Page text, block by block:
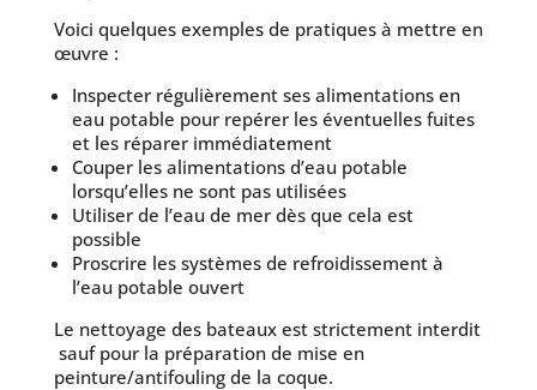
Voici quelques exemples de pratiques à mettre en
œuvre :
Inspecter régulièrement ses alimentations en
eau potable pour repérer les éventuelles fuites
et les réparer immédiatement
Couper les alimentations d’eau potable
lorsqu’elles ne sont pas utilisées
Utiliser de l’eau de mer dès que cela est
possible
Proscrire les systèmes de refroidissement à
l’eau potable ouvert
Le nettoyage des bateaux est strictement interdit
sauf pour la préparation de mise en
peinture/antifouling de la coque.